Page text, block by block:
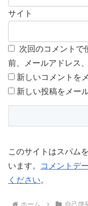
サイト
次回のコメントで
前、メールアドレス
新しいコメントを
新しい投稿をメー
このサイトはスパム
います。
コメントデ
ください。
ホーム 自己啓